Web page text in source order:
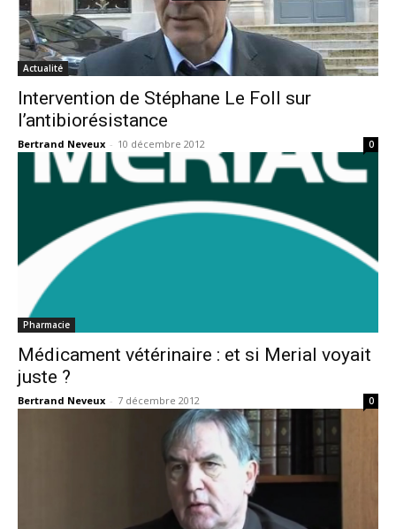
Actualité
Intervention de Stéphane Le Foll sur
l’antibiorésistance
Bertrand Neveux - 10 décembre 2012 0
Pharmacie
Médicament vétérinaire : et si Merial voyait
juste ?
Bertrand Neveux - 7 décembre 2012 0